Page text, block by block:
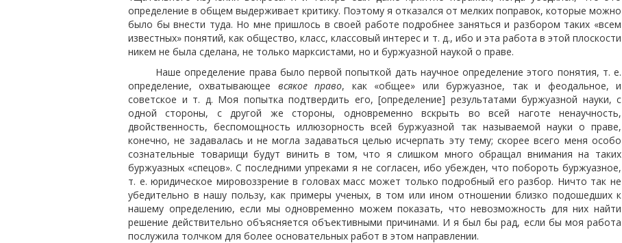
определение в общем выдерживает критику. Поэтому я отказался от мелких поправок, которые можно
было бы внести туда. Но мне пришлось в своей работе подробнее заняться и разбором таких «всем
известных» понятий, как общество, класс, классовый интерес и т. д., ибо и эта работа в этой плоскости
никем не была сделана, не только марксистами, но и буржуазной наукой о праве.
Наше определение права было первой попыткой дать научное определение этого понятия, т. е.
определение, охватывающее всякое право, как «общее» или буржуазное, так и феодальное, и
советское и т. д. Моя попытка подтвердить его, [определение] результатами буржуазной науки, с
одной стороны, с другой же стороны, одновременно вскрыть во всей наготе ненаучность,
двойственность, беспомощность иллюзорность всей буржуазной так называемой науки о праве,
конечно, не задавалась и не могла задаваться целью исчерпать эту тему; скорее всего меня особо
сознательные товарищи будут винить в том, что я слишком много обращал внимания на таких
буржуазных «спецов». С последними упреками я не согласен, ибо убежден, что побороть буржуазное,
т. е. юридическое мировоззрение в головах масс может только подробный его разбор. Ничто так не
убедительно в нашу пользу, как примеры ученых, в том или ином отношении близко подошедших к
нашему определению, если мы одновременно можем показать, что невозможность для них найти
решение действительно объясняется объективными причинами. И я был бы рад, если бы моя работа
послужила толчком для более основательных работ в этом направлении.